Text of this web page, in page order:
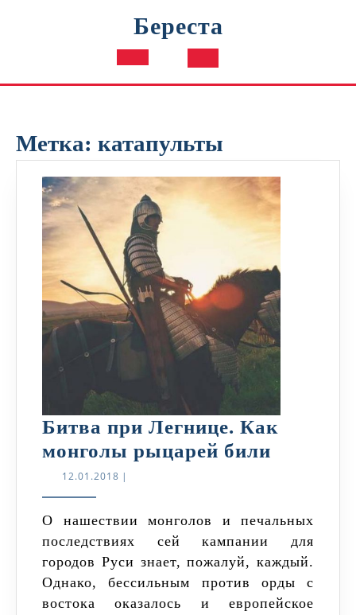
Береста
Кнопка
Метка: катапульты
Битва при Легнице. Как
монголы рыцарей били
Как
монголы
рыцарей
били
12.01.2018 12.01.2018
|
О нашествии монголов и печальных
последствиях сей кампании для
городов Руси знает, пожалуй, каждый.
Однако, бессильным против орды с
востока оказалось и европейское